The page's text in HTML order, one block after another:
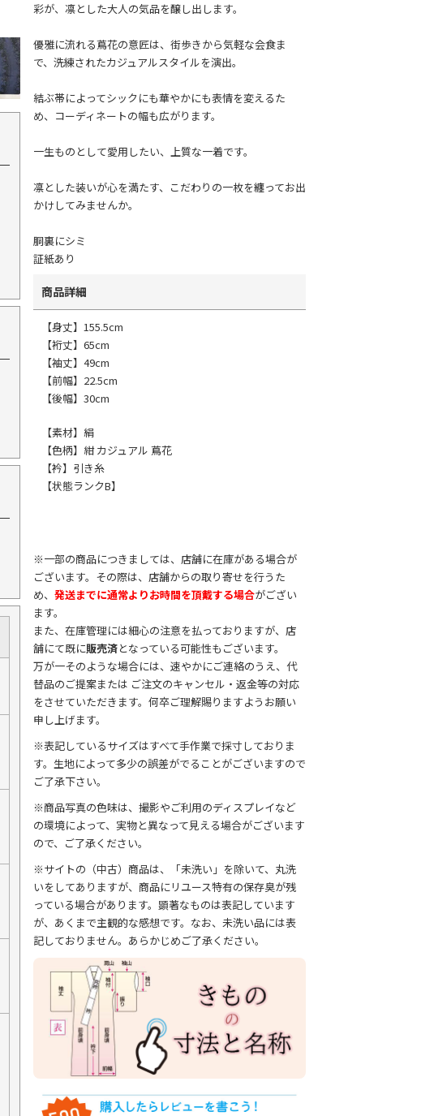
彩が、凛とした大人の気品を醸し出します。
優雅に流れる蔦花の意匠は、街歩きから気軽な会食ま
で、洗練されたカジュアルスタイルを演出。
結ぶ帯によってシックにも華やかにも表情を変えるた
め、コーディネートの幅も広がります。
一生ものとして愛用したい、上質な一着です。
凛とした装いが心を満たす、こだわりの一枚を纏ってお出
かけしてみませんか。
胴裏にシミ
証紙あり
商品詳細
【身丈】155.5cm
【裄丈】65cm
【袖丈】49cm
【前幅】22.5cm
【後幅】30cm
【素材】絹
【色柄】紺 カジュアル 蔦花
【衿】引き糸
【状態ランクB】
※一部の商品につきましては、店舗に在庫がある場合が
ございます。その際は、店舗からの取り寄せを行うた
め、 発送までに通常よりお時間を頂戴する場合がござい
ます。
また、在庫管理には細心の注意を払っておりますが、店
舗にて既に販売済となっている可能性もございます。
万が一そのような場合には、速やかにご連絡のうえ、代
替品のご提案または ご注文のキャンセル・返金等の対応
をさせていただきます。何卒ご理解賜りますようお願い
申し上げます。
※表記しているサイズはすべて手作業で採寸しておりま
す。生地によって多少の誤差がでることがございますので
ご了承下さい。
※商品写真の色味は、撮影やご利用のディスプレイなど
の環境によって、実物と異なって見える場合がございます
ので、ご了承ください。
※サイトの（中古）商品は、「未洗い」を除いて、丸洗
いをしてありますが、商品にリユース特有の保存臭が残
っている場合があります。顕著なものは表記しています
が、あくまで主観的な感想です。なお、未洗い品には表
記しておりません。あらかじめご了承ください。